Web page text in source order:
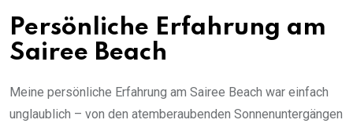
Persönliche Erfahrung am
Sairee Beach
Meine persönliche Erfahrung am Sairee Beach war einfach
unglaublich – von den atemberaubenden Sonnenuntergängen